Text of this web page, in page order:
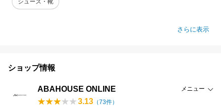
さらに表示
ショップ情報
ABAHOUSE ONLINE メニュー
3.13 （73件）